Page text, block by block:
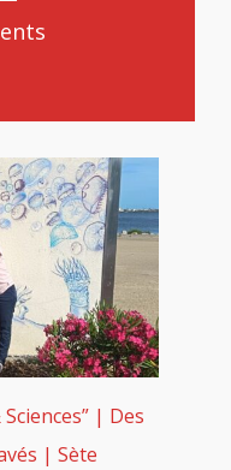
| Des
| Sète